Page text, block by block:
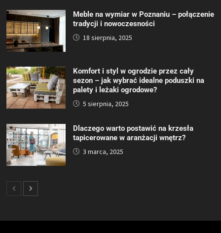
Meble na wymiar w Poznaniu – połączenie
tradycji i nowoczesności
18 sierpnia, 2025
Komfort i styl w ogrodzie przez cały
sezon – jak wybrać idealne poduszki na
palety i leżaki ogrodowe?
5 sierpnia, 2025
Dlaczego warto postawić na krzesła
tapicerowane w aranżacji wnętrz?
3 marca, 2025